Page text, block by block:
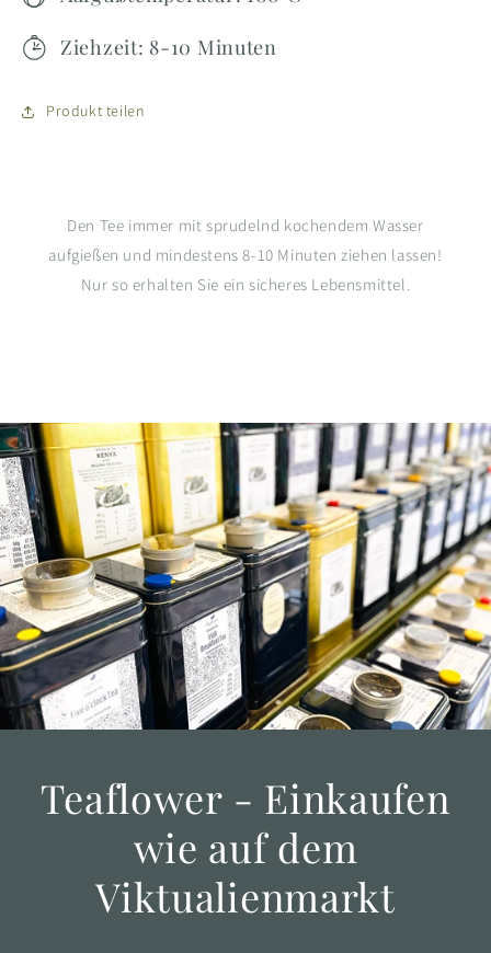
Ziehzeit: 8-10 Minuten
Produkt teilen
Den Tee immer mit sprudelnd kochendem Wasser
aufgießen und mindestens 8-10 Minuten ziehen lassen!
Nur so erhalten Sie ein sicheres Lebensmittel.
Teaflower - Einkaufen
wie auf dem
Viktualienmarkt